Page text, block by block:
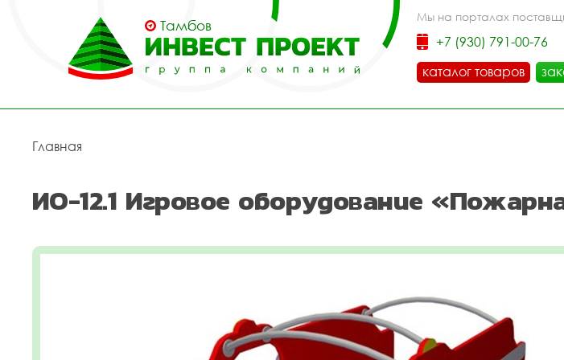
Тамбов
Мы на порталах
+7 (930) 791-00-76
каталог товаров
Главная
ИО-12.1 Игровое оборудование